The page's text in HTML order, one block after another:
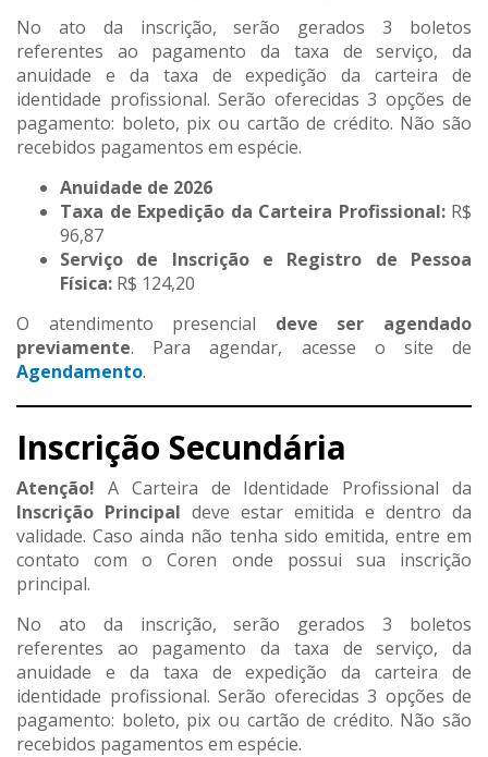
No ato da inscrição, serão gerados 3 boletos
referentes ao pagamento da taxa de serviço, da
anuidade e da taxa de expedição da carteira de
identidade profissional. Serão oferecidas 3 opções de
pagamento: boleto, pix ou cartão de crédito. Não são
recebidos pagamentos em espécie.
Anuidade de 2026
Taxa de Expedição da Carteira Profissional:R$
96,87
Serviço de Inscrição e Registro de Pessoa
Física: R$ 124,20
O atendimento presencial deve ser agendado
previamente. Para agendar, acesse o site de
Agendamento.
Inscrição Secundária
Atenção! A Carteira de Identidade Profissional da
Inscrição Principal deve estar emitida e dentro da
validade. Caso ainda não tenha sido emitida, entre em
contato com o Coren onde possui sua inscrição
principal.
No ato da inscrição, serão gerados 3 boletos
referentes ao pagamento da taxa de serviço, da
anuidade e da taxa de expedição da carteira de
identidade profissional. Serão oferecidas 3 opções de
pagamento: boleto, pix ou cartão de crédito. Não são
recebidos pagamentos em espécie.